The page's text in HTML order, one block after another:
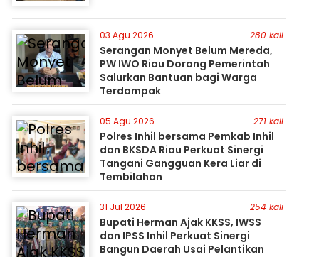
03 Agu 2026 280 kali
Serangan Monyet Belum Mereda,
PW IWO Riau Dorong Pemerintah
Salurkan Bantuan bagi Warga
Terdampak
05 Agu 2026 271 kali
Polres Inhil bersama Pemkab Inhil
dan BKSDA Riau Perkuat Sinergi
Tangani Gangguan Kera Liar di
Tembilahan
31 Jul 2026 254 kali
Bupati Herman Ajak KKSS, IWSS
dan IPSS Inhil Perkuat Sinergi
Bangun Daerah Usai Pelantikan